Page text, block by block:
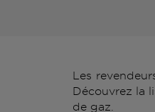
Les
Découvrez la
de gaz.